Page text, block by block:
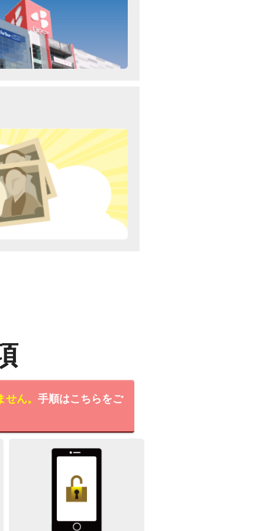
ん。 手順はこちらをご